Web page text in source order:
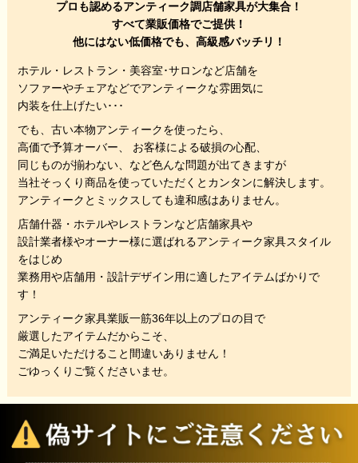
プロも認めるアンティーク調店舗家具が大集合！
すべて業販価格でご提供！
他にはない低価格でも、高級感バッチリ！
ホテル・レストラン・美容室･サロンなど店舗を
ソファーやチェアなどでアンティークな雰囲気に
内装を仕上げたい･･･
でも、 古い本物アンティークを使ったら、
高価で予算オーバー、 お客様による破損の心配、
同じものが揃わない、 など色んな問題が出てきますが
当社そっくり商品を使っていただくと カンタンに解決します。
アンティークとミックスしても違和感はありません。
店舗什器・ホテルやレストランなど店舗家具や
設計業者様やオーナー様に選ばれるアンティーク家具スタイル
をはじめ
業務用や店舗用・設計デザイン用に適したアイテムばかりで
す！
アンティーク家具業販一筋36年以上のプロの目で
厳選したアイテムだからこそ、
ご満足いただけること間違いありません！
ごゆっくりご覧くださいませ。